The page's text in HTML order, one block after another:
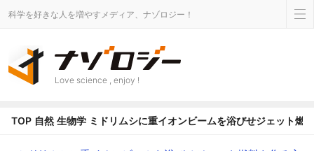
科学を好きな人を増やすメディア、ナゾロジー！
Love science , enjoy !
TOP 自然 生物学 ミドリムシに重イオンビームを浴びせジェット燃